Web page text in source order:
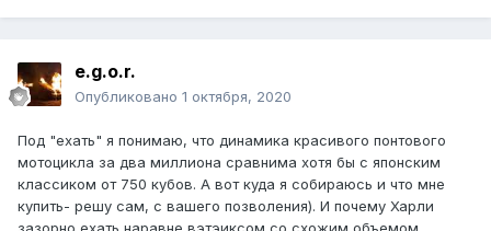
e.g.o.r.
Опубликовано 1 октября, 2020
Под "ехать" я понимаю, что динамика красивого понтового
мотоцикла за два миллиона сравнима хотя бы с японским
классиком от 750 кубов. А вот куда я собираюсь и что мне
купить- решу сам, с вашего позволения). И почему Харли